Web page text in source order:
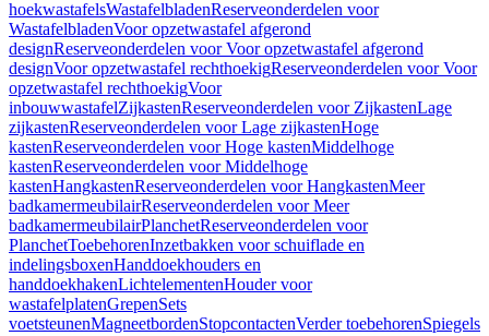
hoekwastafelsWastafelbladenReserveonderdelen voor
WastafelbladenVoor opzetwastafel afgerond
designReserveonderdelen voor Voor opzetwastafel afgerond
designVoor opzetwastafel rechthoekigReserveonderdelen voor Voor
opzetwastafel rechthoekigVoor
inbouwwastafelZijkastenReserveonderdelen voor ZijkastenLage
zijkastenReserveonderdelen voor Lage zijkastenHoge
kastenReserveonderdelen voor Hoge kastenMiddelhoge
kastenReserveonderdelen voor Middelhoge
kastenHangkastenReserveonderdelen voor HangkastenMeer
badkamermeubilairReserveonderdelen voor Meer
badkamermeubilairPlanchetReserveonderdelen voor
PlanchetToebehorenInzetbakken voor schuiflade en
indelingsboxenHanddoekhouders en
handdoekhakenLichtelementenHouder voor
wastafelplatenGrepenSets
voetsteunenMagneetbordenStopcontactenVerder toebehorenSpiegels